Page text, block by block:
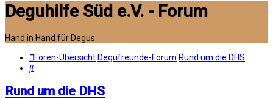
Deguhilfe Süd e.V. - Forum
Hand in Hand für Degus
Foren-ÜbersichtDegufreunde-Forum Rund um die DHS
Suche
Rund um die DHS